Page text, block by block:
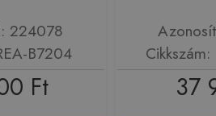
224078
B7204
Ft 37